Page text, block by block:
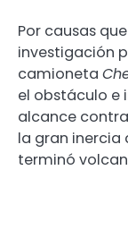
Por causas
investigación
camioneta
el obstáculo
alcance
la gran inercia
terminó